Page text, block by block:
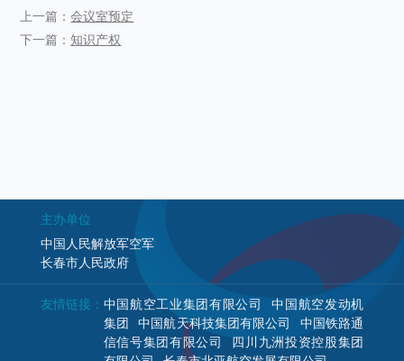
上一篇：会议室预定
下一篇：知识产权
主办单位
中国人民解放军空军
长春市人民政府
友情链接： 中国航空工业集团有限公司
中国航空发动机
集团
中国航天科技集团有限公司
中国铁路通
信信号集团有限公司
四川九洲投资控股集团